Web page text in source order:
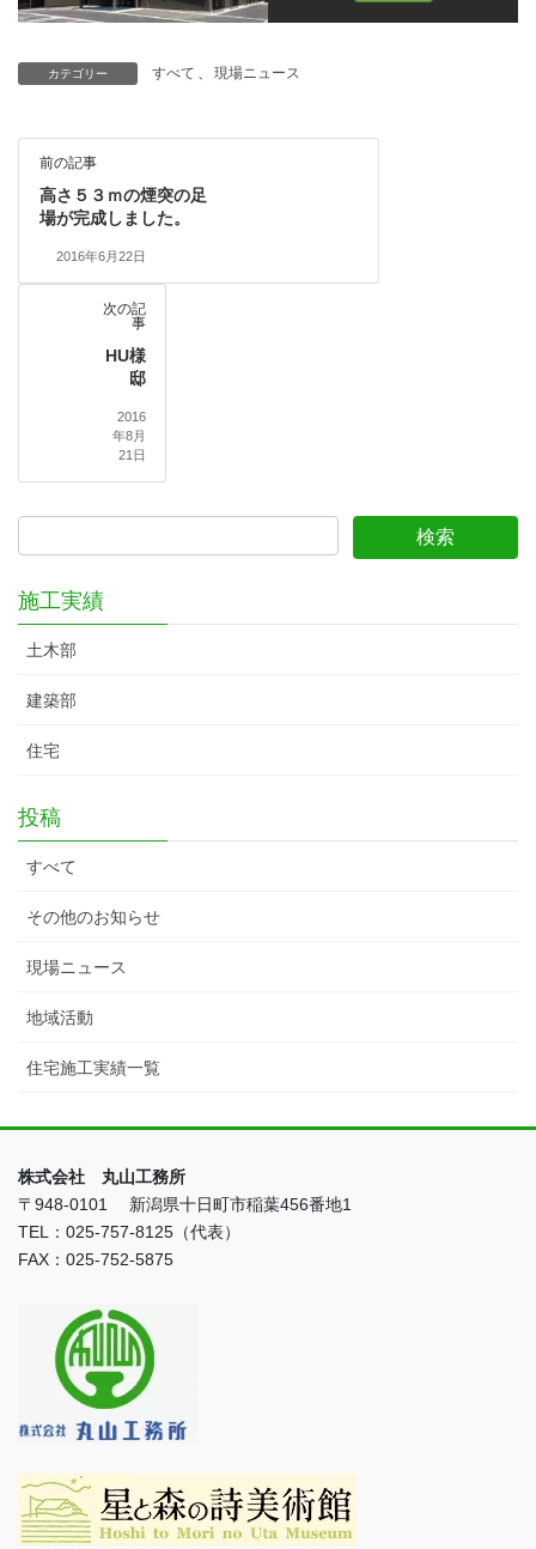
カテゴリー すべて 現場ニュース
前の記事
高さ５３ｍの煙突の足
場が完成しました。
2016年6月22日
次の記
事
HU様
邸
2016
年8月
21日
施工実績
土木部
建築部
住宅
投稿
すべて
その他のお知らせ
現場ニュース
地域活動
住宅施工実績一覧
株式会社 丸山工務所
〒948-0101 新潟県十日町市稲葉456番地1
TEL：025-757-8125（代表）
FAX：025-752-5875